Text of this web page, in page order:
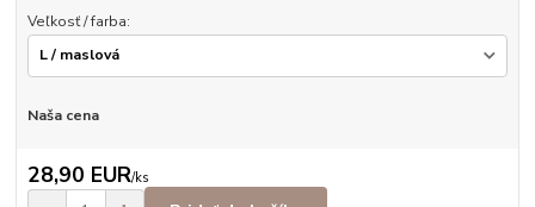
Veľkosť / farba:
Naša cena
28,90 EUR/ks